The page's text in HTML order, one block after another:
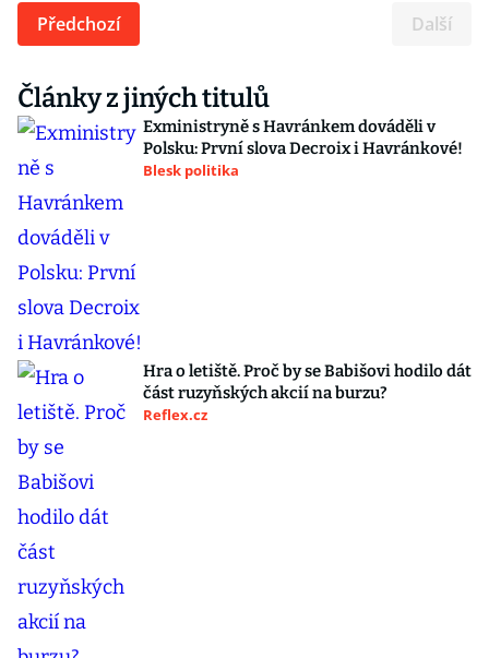
Předchozí Další
Články z jiných titulů
Exministryně s Havránkem dováděli v
Polsku: První slova Decroix i Havránkové!
Blesk politika
Hra o letiště. Proč by se Babišovi hodilo dát
část ruzyňských akcií na burzu?
Reflex.cz